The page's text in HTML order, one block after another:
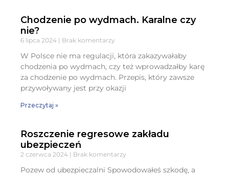
Chodzenie po wydmach. Karalne czy
nie?
6 lipca 2024 Brak komentarzy
W Polsce nie ma regulacji, która zakazywałaby
chodzenia po wydmach, czy też wprowadzałby karę
za chodzenie po wydmach. Przepis, który zawsze
przywoływany jest przy okazji
Przeczytaj »
Roszczenie regresowe zakładu
ubezpieczeń
2 czerwca 2024 Brak komentarzy
Pozew od ubezpieczalni Spowodowałeś szkodę, a